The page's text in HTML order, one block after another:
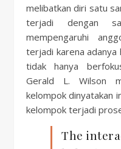
melibatkan diri satu
terjadi dengan
mempengaruhi
terjadi karena adanya
tidak hanya
Gerald L. Wilson
kelompok dinyatakan
kelompok terjadi
The